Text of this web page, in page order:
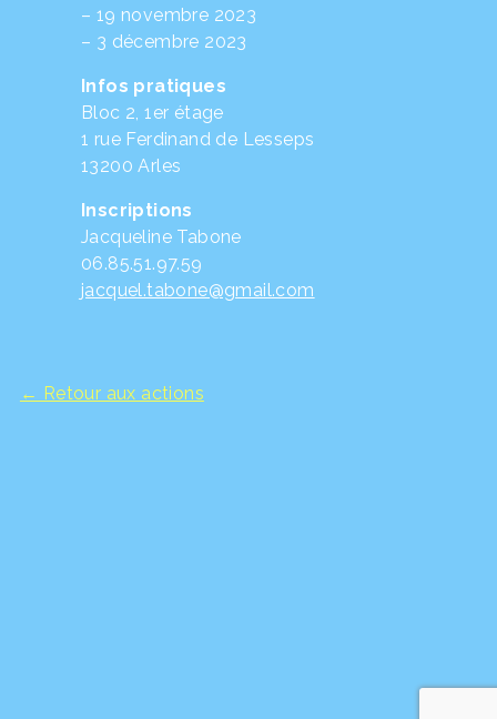
– 19 novembre 2023
– 3 décembre 2023
Infos pratiques
Bloc 2, 1er étage
1 rue Ferdinand de Lesseps
13200 Arles
Inscriptions
Jacqueline Tabone
06.85.51.97.59
jacquel.tabone@gmail.com
← Retour aux actions